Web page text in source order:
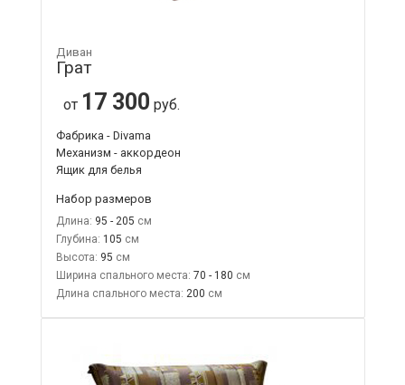
Диван
Грат
от 17 300 руб.
Фабрика - Divama
Механизм - аккордеон
Ящик для белья
Набор размеров
Длина: 95 - 205
Глубина: 105
Высота: 95
Ширина спального места: 70 - 180
Длина спального места: 200